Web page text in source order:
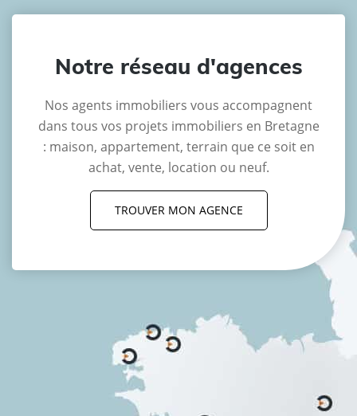
Notre réseau d'agences
Nos agents immobiliers vous accompagnent
dans tous vos projets immobiliers en Bretagne
: maison, appartement, terrain que ce soit en
achat, vente, location ou neuf.
TROUVER MON AGENCE